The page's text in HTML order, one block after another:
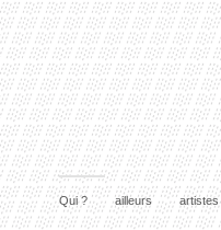
Qui ? ailleurs artistes